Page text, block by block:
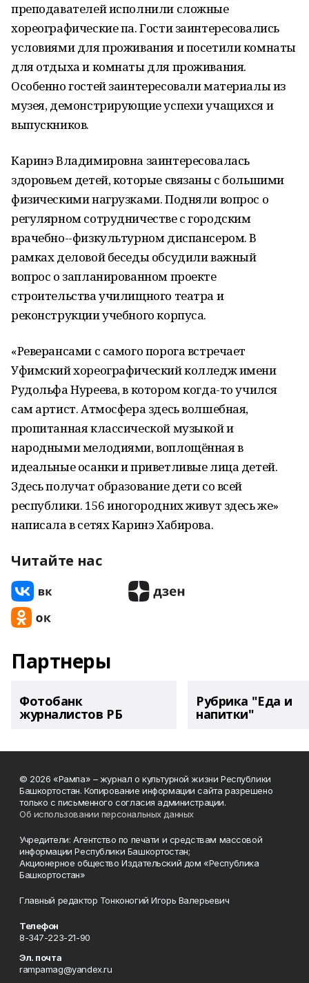
преподавателей исполнили сложные
хореографические па. Гости заинтересовались
условиями для проживания и посетили комнаты
для отдыха и комнаты для проживания.
Особенно гостей заинтересовали материалы из
музея, демонстрирующие успехи учащихся и
выпускников.
Каринэ Владимировна заинтересовалась
здоровьем детей, которые связаны с большими
физическими нагрузками. Подняли вопрос о
регулярном сотрудничестве с городским
врачебно--физкультурном диспансером. В
рамках деловой беседы обсудили важный
вопрос о запланированном проекте
строительства училищного театра и
реконструкции учебного корпуса.
«Реверансами с самого порога встречает
Уфимский хореографический колледж имени
Рудольфа Нуреева, в котором когда-то учился
сам артист. Атмосфера здесь волшебная,
пропитанная классической музыкой и
народными мелодиями, воплощённая в
идеальные осанки и приветливые лица детей.
Здесь получат образование дети со всей
республики. 156 иногородних живут здесь же»
написала в сетях Каринэ Хабирова.
Читайте нас
Партнеры
Фотобанк
журналистов РБ
Рубрика "Еда и
напитки"
© 2026 «Рампа» – журнал о культурной жизни Республики
Башкортостан. Копирование информации сайта разрешено
только с письменного согласия администрации.
Об использовании персональных данных
Учредители: Агентство по печати и средствам массовой
информации Республики Башкортостан;
Акционерное общество Издательский дом «Республика
Башкортостан»
Главный редактор Тонконогий Игорь Валерьевич
Телефон
8-347-223-21-90
Эл. почта
rampamag@yandex.ru